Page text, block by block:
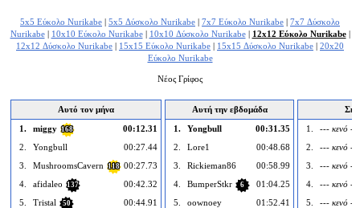
5x5 Εύκολο Nurikabe | 5x5 Δύσκολο Nurikabe | 7x7 Εύκολο Nurikabe | 7x7 Δύσκολο
Nurikabe| 10x10 Εύκολο Nurikabe| 10x10 Δύσκολο Nurikabe| 12x12 Εύκολο Nurikabe|
12x12 Δύσκολο Nurikabe | 15x15 Εύκολο Nurikabe | 15x15 Δύσκολο Nurikabe | 20x20
Εύκολο Nurikabe
Νέος Γρίφος
Αυτό τον μήνα
1.
miggy 168
00:12.31
2.
Yongbull
00:27.44
3.
MushroomsCavern 118 00:27.73
4.
afidaleo 137
00:42.32
5.
Tristal 50
00:44.91
Αυτή την εβδομάδα
1.
Yongbull
00:31.35
2.
Lore1
00:48.68
3.
Rickieman86
00:58.99
4.
BumperStkr 6
01:04.25
5.
oownoey
01:52.41
1.
--- κενό ---
2.
--- κενό ---
3.
--- κενό ---
4.
--- κενό ---
5.
--- κενό ---